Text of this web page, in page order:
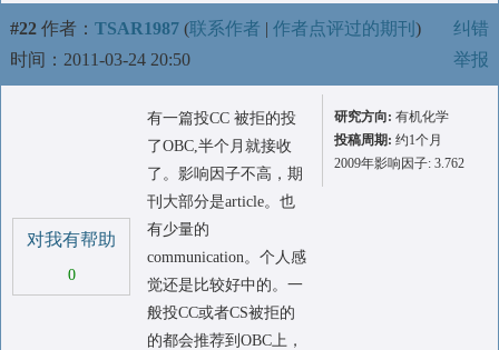
#22 作者： TSAR1987 (联系作者 | 作者点评过的期刊 )
时间：2011-03-24 20:50
纠错
举报
对我有帮助
0
有一篇投CC 被拒的投
了OBC,半个月就接收
了。影响因子不高，期
刊大部分是article。也
有少量的
communication。个人感
觉还是比较好中的。一
般投CC或者CS被拒的
的都会推荐到OBC上，
研究方向: 有机化学
投稿周期: 约1个月
2009年影响因子: 3.762